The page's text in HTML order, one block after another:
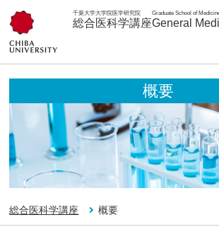
千葉大学大学院医学研究院
総合医科学講座
Graduate School of
General
概要
総合医科学講座 概要